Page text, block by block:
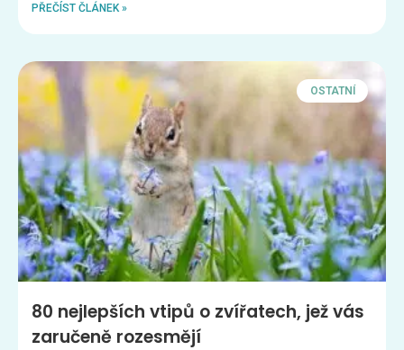
PŘEČÍST ČLÁNEK »
OSTATNÍ
80 nejlepších vtipů o zvířatech, jež vás
zaručeně rozesmějí